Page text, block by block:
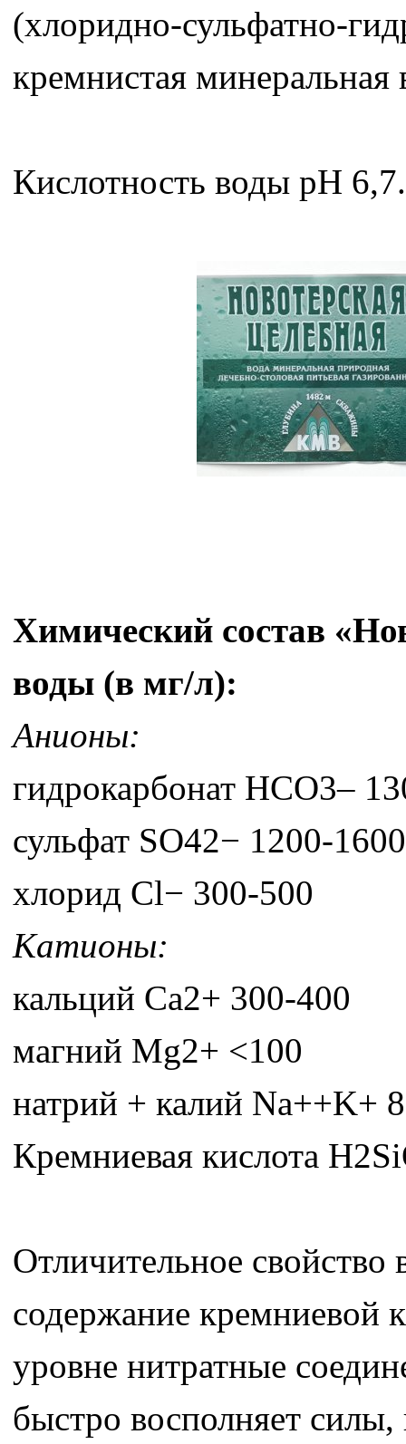
(хлоридно-сульфатно-
кремнистая
Кислотность воды рН 6,7.
Химический состав
воды (в мг/л):
Анионы:
гидрокарбонат HCO3–
сульфат SO42− 1200-1600
хлорид Cl− 300-500
Катионы:
кальций Ca2+ 300-400
магний Mg2+ <100
натрий + калий Na++K+
Кремниевая кислота
Отличительное
содержание кремниевой
уровне нитратные
быстро восполняет